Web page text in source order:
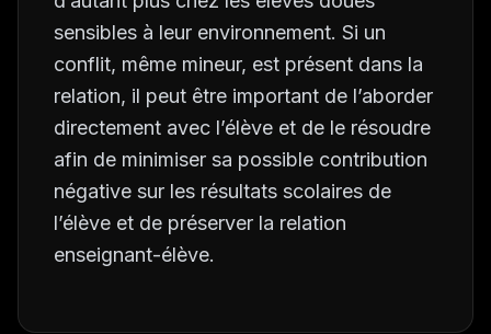
sensibles à leur environnement. Si un
conflit, même mineur, est présent dans la
relation, il peut être important de l’aborder
directement avec l’élève et de le résoudre
afin de minimiser sa possible contribution
négative sur les résultats scolaires de
l’élève et de préserver la relation
enseignant-élève.